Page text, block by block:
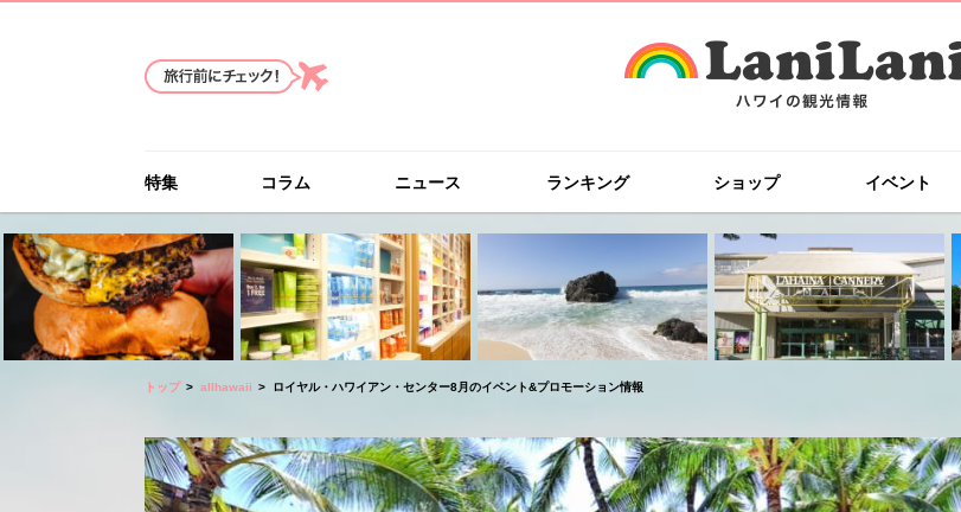
特集 コラム ニュース ランキング ショップ イベント
トップ allhawaii ロイヤル・ハワイアン・センター8月のイベント&プロモーション情報